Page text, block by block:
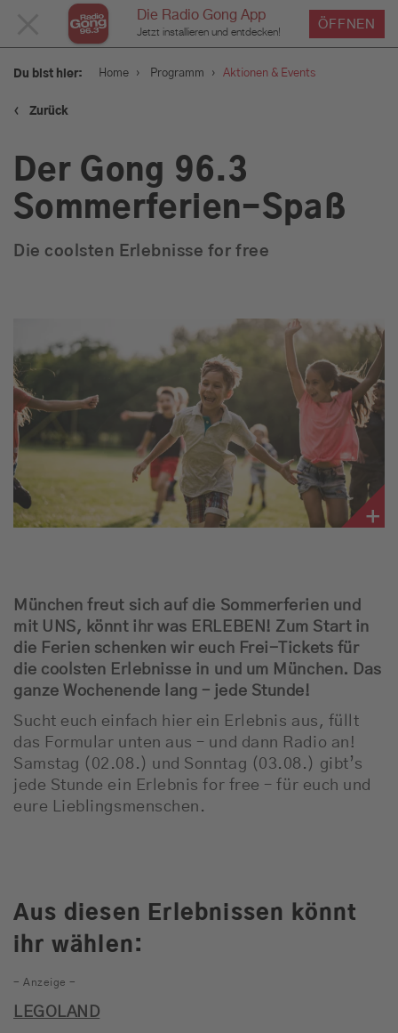
Die Radio Gong App
Jetzt installieren und entdecken!
ÖFFNEN
SCHLIESSEN
Programm
Aktionen & Events
Sendungen
Empfang
Webradio
Moderatoren
Werbung
Musik
Du bist hier: Home › Programm › Aktionen & Events
‹ Zurück
Der Gong 96.3
Sommerferien-Spaß
Die coolsten Erlebnisse for free
München freut sich auf die Sommerferien und
mit UNS, könnt ihr was ERLEBEN! Zum Start in
die Ferien schenken wir euch Frei-Tickets für
die coolsten Erlebnisse in und um München. Das
ganze Wochenende lang – jede Stunde!
Sucht euch einfach hier ein Erlebnis aus, füllt
das Formular unten aus – und dann Radio an!
Samstag (02.08.) und Sonntag (03.08.) gibt’s
jede Stunde ein Erlebnis for free – für euch und
eure Lieblingsmenschen.
Aus diesen Erlebnissen könnt
ihr wählen:
- Anzeige -
LEGOLAND